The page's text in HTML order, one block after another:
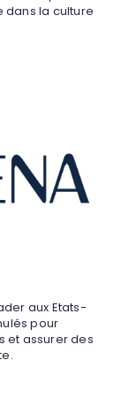
la culture
aux Etats-
pour
et assurer des